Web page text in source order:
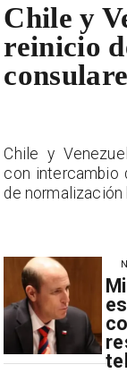
Chile y
reinicio
Chile y
con intercambio
de normalización